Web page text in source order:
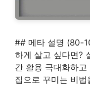
## 메타 설명 (80-
하게 살고 싶다면?
간 활용 극대화하
집으로 꾸미는 비법